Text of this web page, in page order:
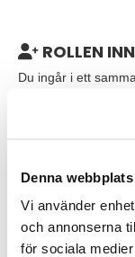
Denna
Vi använder
och annonserna
för sociala
ROLLEN
Du ingår i ett
marknad, ekonomi
VEM ÄR
För att bli
du har tidigare